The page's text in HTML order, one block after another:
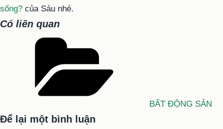
sống? của Sáu nhé.
Có liên quan
BẤT ĐỘNG SẢN
Để lại một bình luận